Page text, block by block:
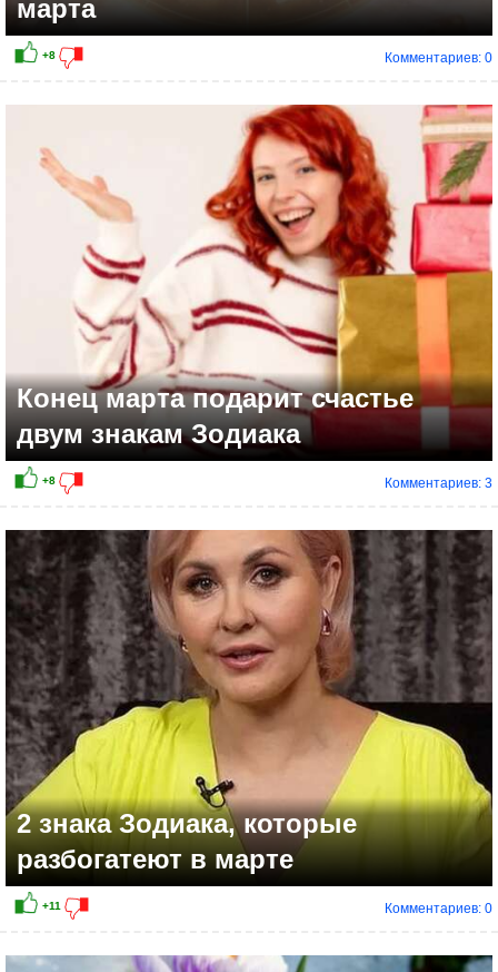
+10
марта
Комментариев: 0
Конец марта подарит счастье
двум знакам Зодиака
Комментариев: 3
2 знака Зодиака, которые
разбогатеют в марте
Комментариев: 0